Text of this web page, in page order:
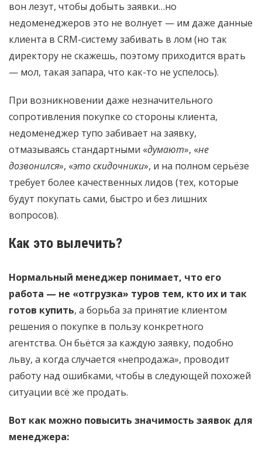
вон лезут, чтобы добыть заявки…но
недоменеджеров это не волнует — им даже данные
клиента в CRM-систему забивать в лом (но так
директору не скажешь, поэтому приходится врать
— мол, такая запара, что как-то не успелось).
При возникновении даже незначительного
сопротивления покупке со стороны клиента,
недоменеджер тупо забивает на заявку,
отмазываясь стандартными «думают», «не
дозвонился», «это скидочники», и на полном серьёзе
требует более качественных лидов (тех, которые
будут покупать сами, быстро и без лишних
вопросов).
Как это вылечить?
Нормальный менеджер понимает, что его
работа — не «отгрузка» туров тем, кто их и так
готов купить, а борьба за принятие клиентом
решения о покупке в пользу конкретного
агентства. Он бьётся за каждую заявку, подобно
льву, а когда случается «непродажа», проводит
работу над ошибками, чтобы в следующей похожей
ситуации всё же продать.
Вот как можно повысить значимость заявок для
менеджера: